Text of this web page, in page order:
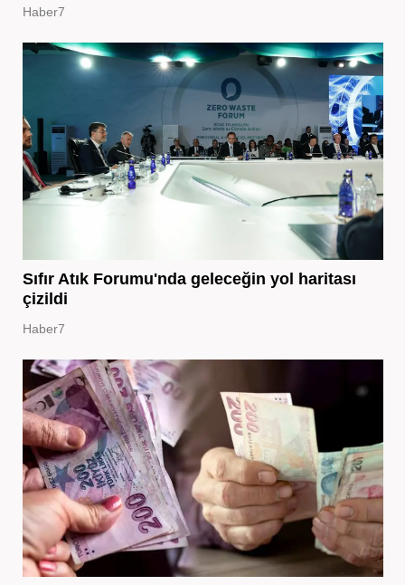
Haber7
Sıfır Atık Forumu'nda geleceğin yol haritası
çizildi
Haber7